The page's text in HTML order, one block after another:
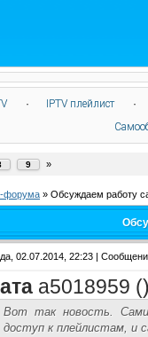
· IPTV плейлист
·
9
»
форума » Обсуждаем работу
02.07.2014, 22:23 |
a5018959 (
Вот так новость. Сами
доступ к плейлистам, и